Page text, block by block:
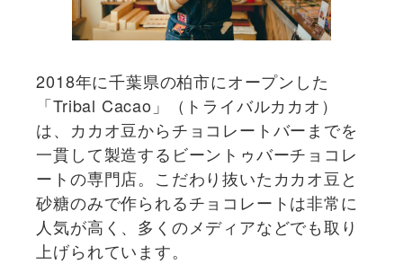
2018年に千葉県の柏市にオープンした
「Tribal Cacao」（トライバルカカオ）
は、カカオ豆からチョコレートバーまでを
一貫して製造するビーントゥバーチョコレ
ートの専門店。こだわり抜いたカカオ豆と
砂糖のみで作られるチョコレートは非常に
人気が高く、多くのメディアなどでも取り
上げられています。